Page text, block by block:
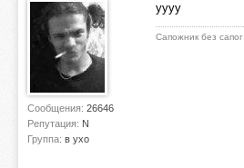
Сообщения: 26646
Репутация: N
Группа: в ухо
уууу
Сапожник без сапог